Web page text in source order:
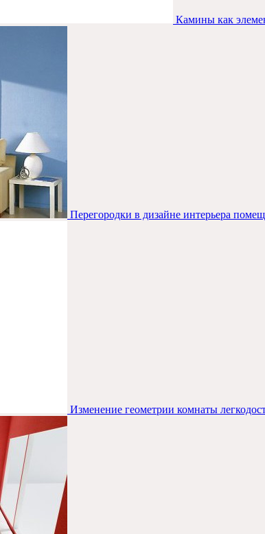
Камины как
Перегородки в дизайне интерьера
Изменение геометрии комнаты